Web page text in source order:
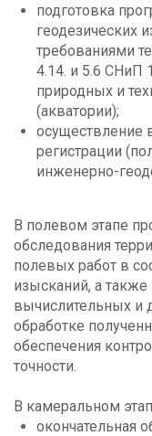
подготовка
геодезических
требованиями
4.14. и 5.6 СНиП
природных и
(акватории);
осуществление
регистрации
инженерно-
В полевом этапе
обследования
полевых работ в
изысканий, а
вычислительных и
обработке
обеспечения
точности.
В камеральном
окончательная